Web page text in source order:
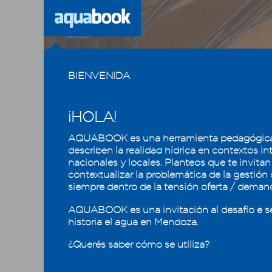
Previous
CAPÍTULO 1 2 3 4 5
Usos y calidad del agua, la
eficiencia que mantiene
4.1 - Usos del agua en Mendoza
4.2 - Calidad del agua
Las
BIENVENIDA
¡HOLA!
AQUABOOK es una herramienta
describen la realidad hídrica en contextos
nacionales y locales. Planteos que te
contextualizar la problemática de la gestión
siempre dentro de la tensión oferta /
AQUABOOK es una invitación al desafío e
historia el agua en Mendoza.
¿Querés saber cómo se utiliza?